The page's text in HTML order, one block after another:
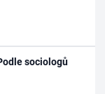
sociologů